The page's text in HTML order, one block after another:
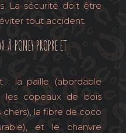
La sécurité doit être
tout accident.
PONEY PROPRE ET
: la paille (abordable
les copeaux de bois
chers), la fibre de coco
et le chanvre